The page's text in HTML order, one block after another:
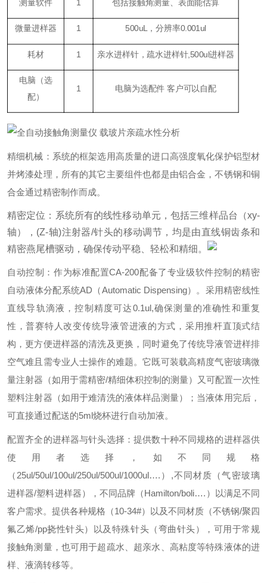
测量软件 1 包括接触角测量、表面能估算
微量进样器 1 500uL，分辨率0.001ul
耗材 1 亲水进样针，疏水进样针,500ul进样器
电脑（选
配）
1 电脑为选配件 客户可以自配
精细机械：系统的框架选用高质量的进口高强度氧化保护铝型材
并烤漆处理，所有的其它主要组件也都是由铝合金，不锈钢和铜
合金通过精密制作而成。
精密定位：系统所有的线性移动单元，包括三维样品台（xy-
轴），(Z-轴)注射器/针头的移动调节，均是由直线铜齿条和
精密燕尾槽驱动，确保传动平稳、轻松和精细。
自动控制：作为标准配置CA-200配备了专业级软件控制的精密
自动液体分配系统AD（Automatic Dispensing）。采用精密线性
直线导轨滴液，控制精度可达0.1ul,确保测量的准确性和重复
性，普赛特人改变传统导液管进液的方式，采用推杆直顶式结
构，更方便进样器的清洗及更换，同时避免了传统导液管进样排
空气难且需专业人士操作的难题。它既可装载高精度气密玻璃微
量注射器（如用于需精密/精细体积控制的测量）又可配置一次性
塑料注射器（如用于难清洗的液体样品测量）；当液体用完后，
可直接通过配送的5ml烧杯进行自动加液。
配置齐全的进样器与针头选择：提供数十种不同规格的进样器供
使用者选择，如不同规格
（25ul/50ul/100ul/250ul/500ul/1000ul….）,不同材质（气密玻璃
进样器/塑料进样器），不同品牌（Hamilton/boli….）以满足不同
客户需求。提供各种规格（10-34#）以及不同材质（不锈钢/聚四
氟乙烯/pp挠性针头）以及特殊针头（弯曲针头），可用于常规
接触角测量，也可用于超疏水、超亲水、高粘度等特殊液体的进
样、液滴转移等。